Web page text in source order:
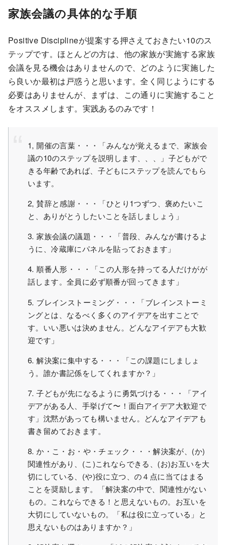
家族会議の具体的な手順
Positive Disciplineが提案する押さえておきたい10のス
テップです。ほとんどの方は、他の家族が実施する家族
会議を見る機会はありませんので、どのように実施した
ら良いか最初は戸惑うと思います。全く同じようにする
必要はありませんが、まずは、この通りに実施すること
をオススメします。実践あるのみです！
1, 開催の言葉・・・「みんなが覚えるまで、家族会
議の10のステップを説明します、、、」子どもがで
きる年齢であれば、子どもにステップを読んでもら
います。
2, 賛辞と感謝・・・「ひとり1つずつ、褒めたいこ
と、ありがとうしたいことを話しましょう」
3. 家族会議の議題・・・「普段、みんなが書けるよ
うに、冷蔵庫にパネルを貼っておきます」
4. 順番人形・・・「この人形を持ってる人だけがが
話します。全員に必ず順番が回ってきます」
5. ブレインストーミング・・・「ブレインストーミ
ングとは、なるべく多くのアイデアを出すことで
す。いい悪いは決めません。どんなアイデアも大歓
迎です」
6. 解決案に集中する・・・「この課題にしましょ
う。誰か書記係をしてくれますか？」
7. 子どもが先になるように勇気づける・・・「アイ
デアがある人、手挙げて〜！面白アイデア大歓迎で
す」沈黙があっても構いません。どんなアイデアも
書き留めておきます。
8. か・こ・お・や・チェック・・・解決案が、(か)
関連性があり、(こ)これならできる、(お)お互いを大
切にしている、(や)役に立つ、の４点に当てはまる
ことを奨励します。「解決案の中で、関連性がない
もの。これならできる！と思えないもの。お互いを
大切にしていないもの。「私は役に立っている」と
思えないものはありますか？」